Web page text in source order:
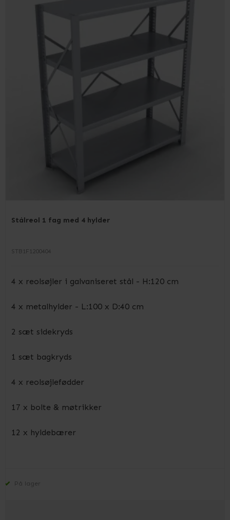
Stålreol 1 fag med 4 hylder
STB1F1200404
4 x reolsøjler i galvaniseret stål - H:120 cm
4 x metalhylder - L:100 x D:40 cm
2 sæt sidekryds
1 sæt bagkryds
4 x reolsøjlefødder
17 x bolte & møtrikker
12 x hyldebærer
På lager